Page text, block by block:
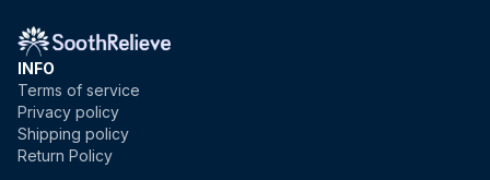
INFO
Terms of service
Privacy policy
Shipping policy
Return Policy